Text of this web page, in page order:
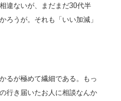
違ないが、まだまだ30代半
うが。それも「いい加減」
るが極めて繊細である。もっ
行き届いたお人に相談なんか